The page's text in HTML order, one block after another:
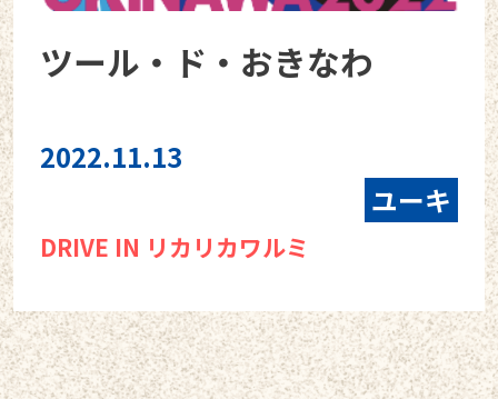
ツール・ド・おきなわ
2022.11.13
ユーキ
DRIVE IN リカリカワルミ